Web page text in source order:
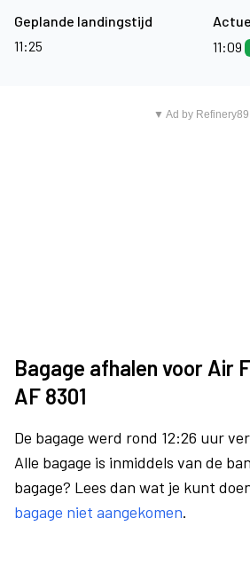
Geplande landingstijd
11:25
11:09
▼ Ad by Refinery89
Bagage afhalen voor Air
AF 8301
De bagage werd rond 12:26 uur
Alle bagage is inmiddels van de
bagage? Lees dan wat je kunt
bagage niet aangekomen.